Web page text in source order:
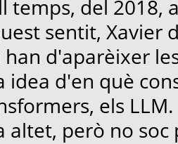
temps, del 2018,
sentit, Xavier
d'aparèixer
idea d'en què
els
altet, però no soc